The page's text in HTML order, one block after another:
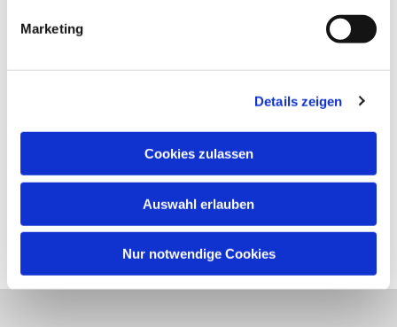
Marketing
Details zeigen
Cookies zulassen
Auswahl erlauben
Nur notwendige Cookies